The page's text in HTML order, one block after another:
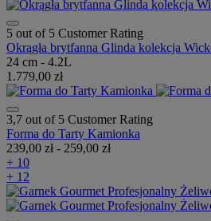
5 out of 5 Customer Rating
Okrągła brytfanna Glinda kolekcja
24 cm - 4.2L
1.779,00 zł
3,7 out of 5 Customer Rating
Forma do Tarty Kamionka
239,00 zł- 259,00 zł
+ 10
+ 12